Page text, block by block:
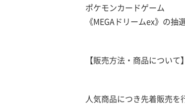
ポケモンカードゲーム
《MEGAドリームex》の抽
【販売方法・商品について】
人気商品につき先着販売